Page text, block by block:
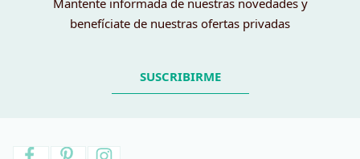
benefíciate de nuestras ofertas privadas
SUSCRIBIRME